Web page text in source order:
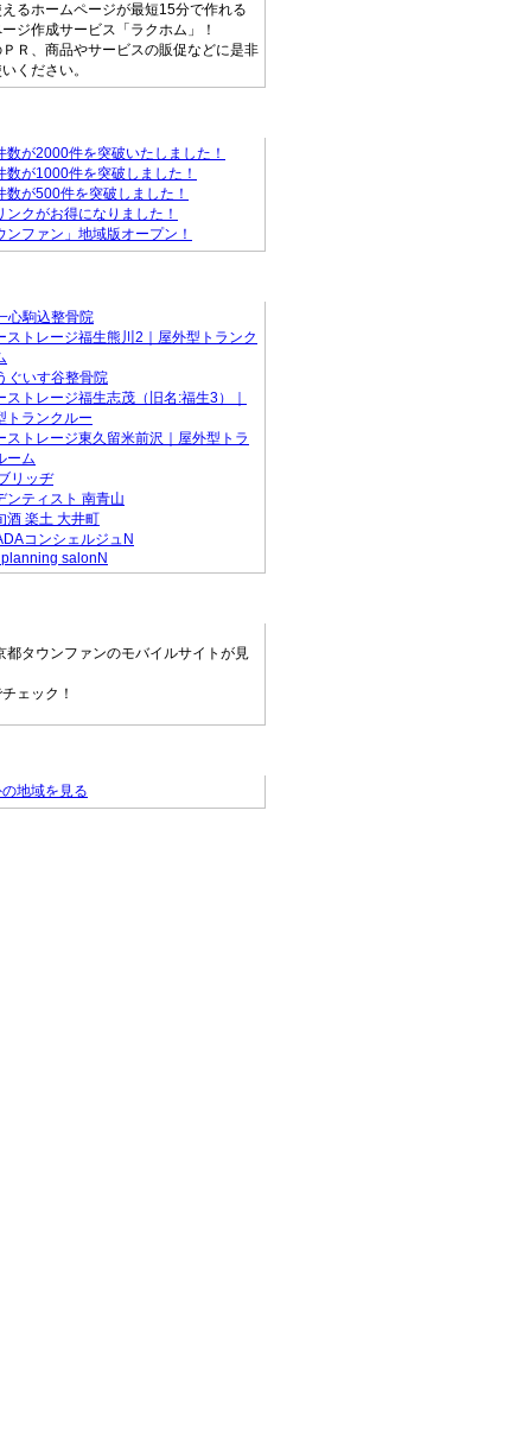
るホームページが最短15分で作れる
ジ作成サービス「ラクホム」！
Ｒ、商品やサービスの販促などに是非
ください。
数が2000件を突破いたしました！
数が1000件を突破しました！
数が500件を突破しました！
ンクがお得になりました！
ンファン」地域版オープン！
心駒込整骨院
ストレージ福生熊川2｜屋外型トランク
ぐいす谷整骨院
ストレージ福生志茂（旧名:福生3）｜
トランクルー
ストレージ東久留米前沢｜屋外型トラ
ーム
リッヂ
ンティスト 南青山
酒 楽土 大井町
コンシェルジュN
planning salonN
都タウンファンのモバイルサイトが見
ェック！
地域を見る